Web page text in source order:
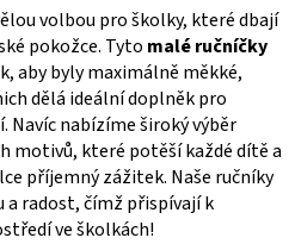
u volbou pro školky, které dbají
pokožce. Tyto malé ručníčky
aby byly maximálně měkké,
dělá ideální doplněk pro
Navíc nabízíme široký výběr
motivů, které potěší každé dítě a
příjemný zážitek. Naše ručníky
radost, čímž přispívají k
ve školkách!